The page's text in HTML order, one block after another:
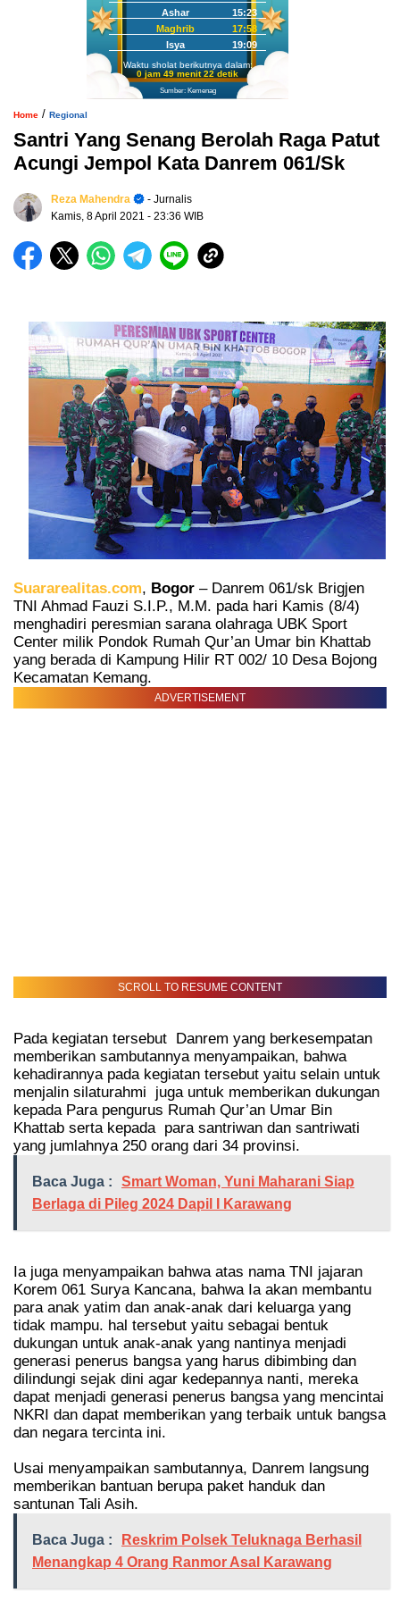
Ashar
15:23
Maghrib
17:58
Isya
19:09
Waktu sholat berikutnya dalam:
0 jam 49 menit 21 detik
Sumber: Kemenag
Home / Regional
Santri Yang Senang Berolah Raga Patut
Acungi Jempol Kata Danrem 061/Sk
Reza Mahendra
- Jurnalis
Kamis, 8 April 2021 - 23:36 WIB
Suararealitas.com, Bogor – Danrem 061/sk Brigjen
TNI Ahmad Fauzi S.I.P., M.M. pada hari Kamis (8/4)
menghadiri peresmian sarana olahraga UBK Sport
Center milik Pondok Rumah Qur’an Umar bin Khattab
yang berada di Kampung Hilir RT 002/ 10 Desa Bojong
Kecamatan Kemang.
ADVERTISEMENT
SCROLL TO RESUME CONTENT
Pada kegiatan tersebut Danrem yang berkesempatan
memberikan sambutannya menyampaikan, bahwa
kehadirannya pada kegiatan tersebut yaitu selain untuk
menjalin silaturahmi
juga untuk memberikan dukungan
kepada Para pengurus Rumah Qur’an Umar Bin
Khattab serta kepada para santriwan dan santriwati
yang jumlahnya 250 orang dari 34 provinsi.
Baca Juga :
Smart Woman, Yuni Maharani Siap
Berlaga di Pileg 2024 Dapil I Karawang
Ia juga menyampaikan bahwa atas nama TNI jajaran
Korem 061 Surya Kancana, bahwa Ia akan membantu
para anak yatim dan anak-anak dari keluarga yang
tidak mampu. hal tersebut yaitu sebagai bentuk
dukungan untuk anak-anak yang nantinya menjadi
generasi penerus bangsa yang harus dibimbing dan
dilindungi sejak dini agar kedepannya nanti, mereka
dapat menjadi generasi penerus bangsa yang mencintai
NKRI dan dapat memberikan yang terbaik untuk bangsa
dan negara tercinta ini.
Usai menyampaikan sambutannya, Danrem langsung
memberikan bantuan berupa paket handuk dan
santunan Tali Asih.
Baca Juga :
Reskrim Polsek Teluknaga Berhasil
Menangkap 4 Orang Ranmor Asal Karawang